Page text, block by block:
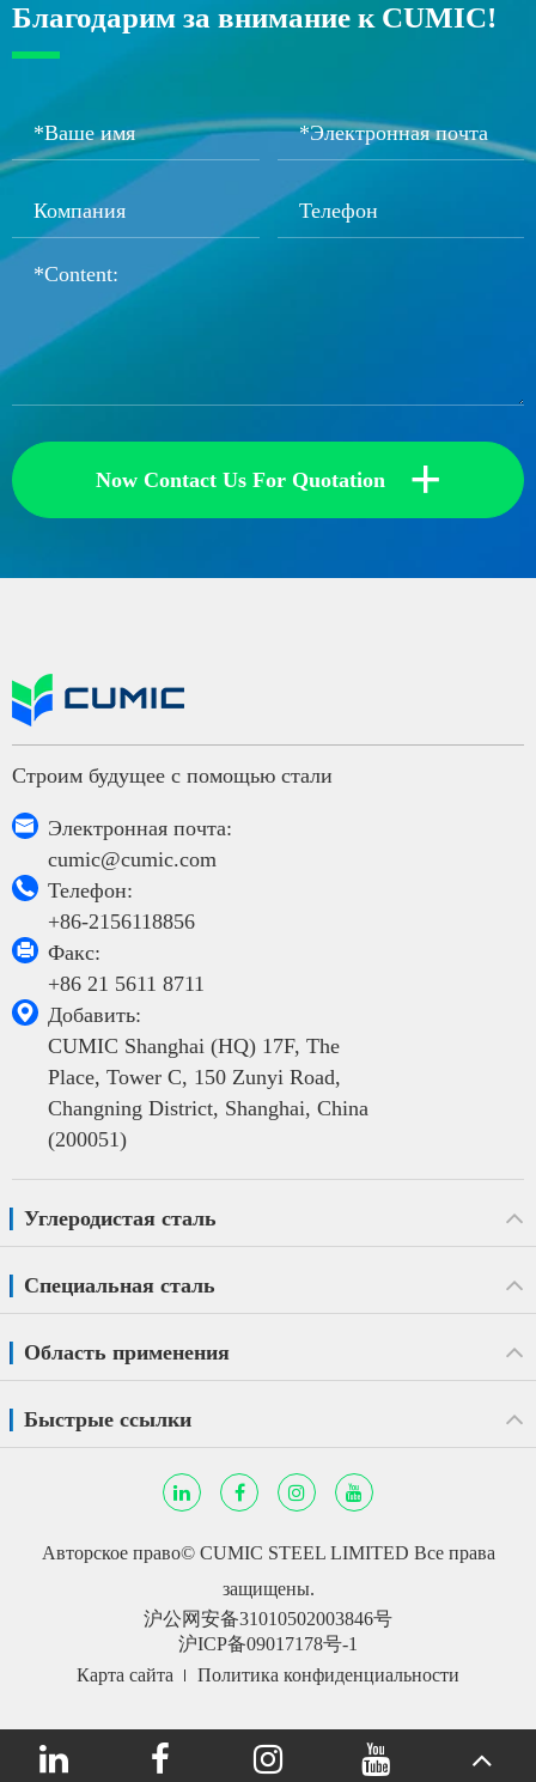
Благодарим за внимание к CUMIC!
Now Contact Us For Quotation +
Строим будущее с помощью стали

Электронная почта:
cumic@cumic.com

Телефон:
+86-2156118856

Факс:
+86 21 5611 8711

Добавить:
CUMIC Shanghai (HQ) 17F, The
Place, Tower C, 150 Zunyi Road,
Changning District, Shanghai, China
(200051)
Углеродистая сталь
Специальная сталь
Область применения
Быстрые ссылки
Авторское право© CUMIC STEEL LIMITED Все права
защищены.
沪公网安备31010502003846号
沪ICP备09017178号-1
Карта сайта
Политика конфиденциальности